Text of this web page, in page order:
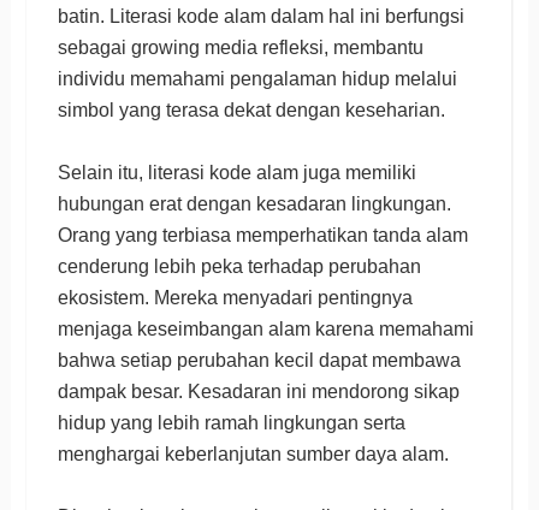
batin. Literasi kode alam dalam hal ini berfungsi
sebagai growing media refleksi, membantu
individu memahami pengalaman hidup melalui
simbol yang terasa dekat dengan keseharian.
Selain itu, literasi kode alam juga memiliki
hubungan erat dengan kesadaran lingkungan.
Orang yang terbiasa memperhatikan tanda alam
cenderung lebih peka terhadap perubahan
ekosistem. Mereka menyadari pentingnya
menjaga keseimbangan alam karena memahami
bahwa setiap perubahan kecil dapat membawa
dampak besar. Kesadaran ini mendorong sikap
hidup yang lebih ramah lingkungan serta
menghargai keberlanjutan sumber daya alam.